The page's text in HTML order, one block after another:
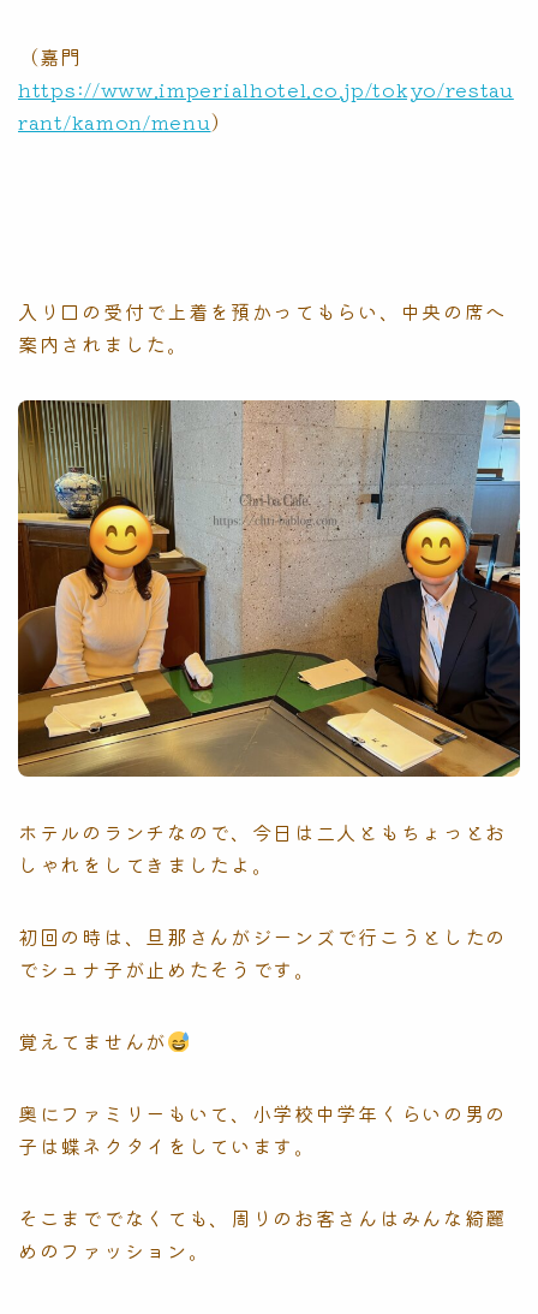
（嘉門
https://www.imperialhotel.co.jp/tokyo/restau
rant/kamon/menu）
入り口の受付で上着を預かってもらい、中央の席へ
案内されました。
ホテルのランチなので、今日は二人ともちょっとお
しゃれをしてきましたよ。
初回の時は、旦那さんがジーンズで行こうとしたの
でシュナ子が止めたそうです。
覚えてませんが
奥にファミリーもいて、小学校中学年くらいの男の
子は蝶ネクタイをしています。
そこまででなくても、周りのお客さんはみんな綺麗
めのファッション。